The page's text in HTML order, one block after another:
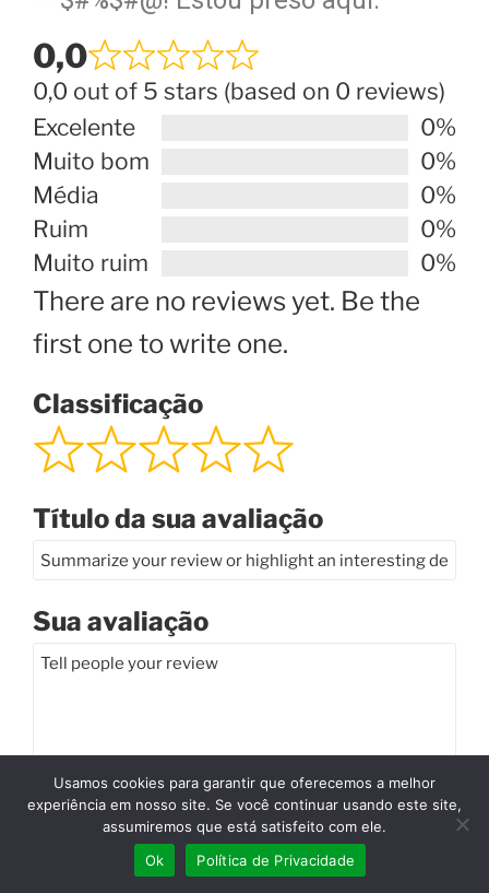
0,0
0,0 out of 5 stars (based on 0 reviews)
Excelente
0%
Muito bom
0%
Média
0%
Ruim
0%
Muito ruim
0%
There are no reviews yet. Be the
first one to write one.
Classificação
Título da sua avaliação
Sua avaliação
Seu nome
Usamos cookies para garantir que oferecemos a melhor
experiência em nosso site. Se você continuar usando este site,
assumiremos que está satisfeito com ele.
Ok
Política de Privacidade